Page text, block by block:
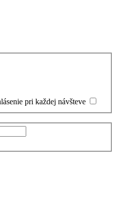
pri každej návšteve